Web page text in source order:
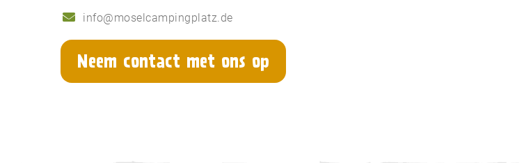
info@moselcampingplatz.de
Neem contact met ons op